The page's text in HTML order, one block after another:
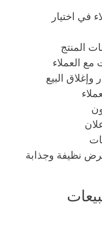
في اختيار
المنتج
مع العملاء
البيع
نظيفة وجذابة